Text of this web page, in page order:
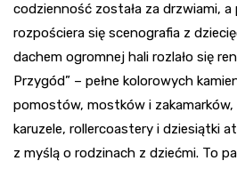
codzienność została za drzwiami, a
rozpościera się scenografia z
dachem ogromnej hali rozlało się
Przygód” – pełne kolorowych
pomostów, mostków i
karuzele, rollercoastery i dziesiątki
z myślą o rodzinach z dziećmi. To